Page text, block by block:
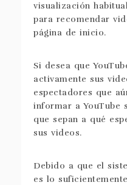
visualización
para recomendar
página de inicio.
Si desea que
activamente sus
espectadores que
informar a YouTube
que sepan a qué
sus videos.
Debido a que el
es lo